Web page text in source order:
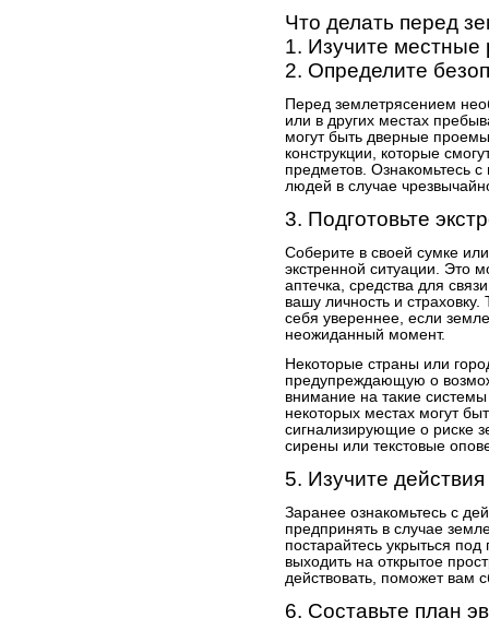
Что делать перед
1. Изучите местные
2. Определите
Перед землетрясением
или в других местах
могут быть дверные
конструкции, которые
предметов. Ознакомьтесь
людей в случае
3. Подготовьте
Соберите в своей сумке
экстренной ситуации. Это
аптечка, средства для
вашу личность и
себя увереннее, если
неожиданный момент.
Некоторые страны или
предупреждающую о
внимание на такие
некоторых местах могут
сигнализирующие о риске
сирены или текстовые
5. Изучите
Заранее ознакомьтесь с
предпринять в случае
постарайтесь укрыться
выходить на открытое
действовать, поможет вам
6. Составьте план